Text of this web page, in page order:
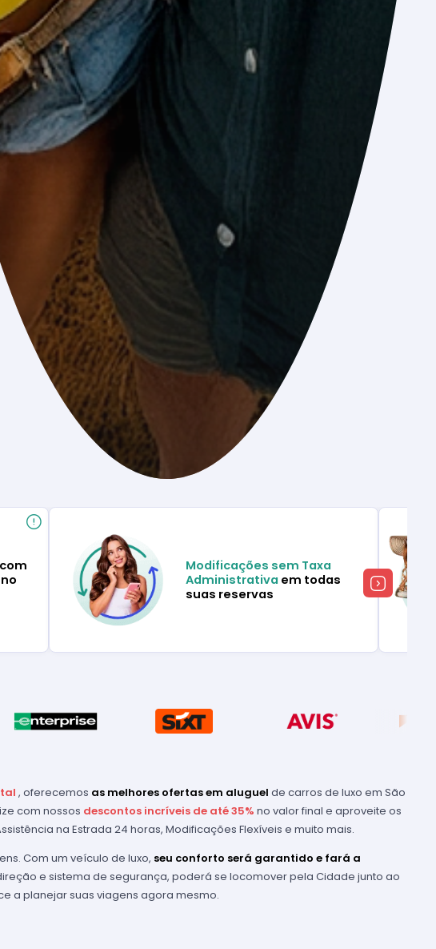
Modificações sem Taxa
Administrativa em todas
suas reservas
, oferecemos as melhores ofertas em aluguel de carros de luxo em São
com nossos descontos incríveis de até 35% no valor final e aproveite os
na Estrada 24 horas, Modificações Flexíveis e muito mais.
Com um veículo de luxo, seu conforto será garantido e fará a
e sistema de segurança, poderá se locomover pela Cidade junto ao
a planejar suas viagens agora mesmo.